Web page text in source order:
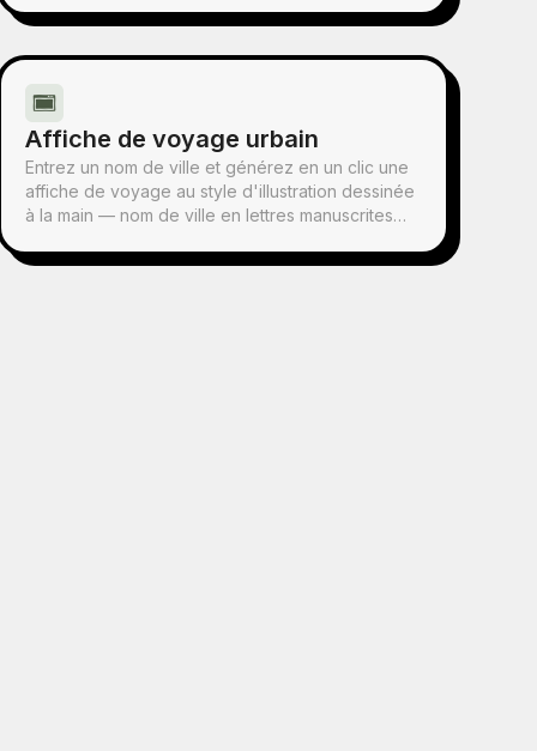
main, objets du quotidien éparpillés et citation
Affiche de voyage urbain
Entrez un nom de ville et générez en un clic une
affiche de voyage au style d'illustration dessinée
à la main — nom de ville en lettres manuscrites
composition en collage, lignes tremblées